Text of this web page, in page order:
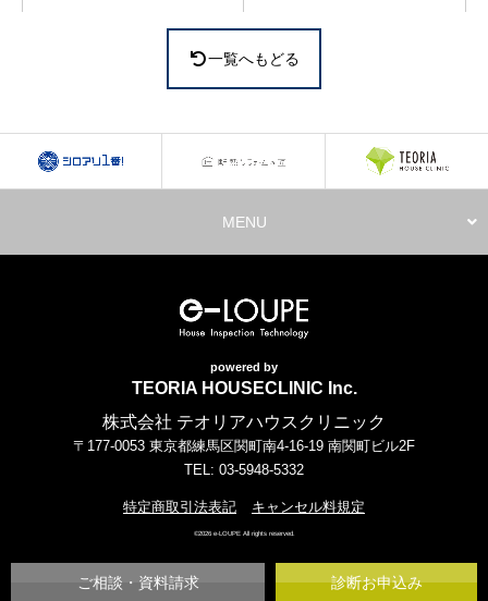
一覧へもどる
MENU
powered by
TEORIA HOUSECLINIC Inc.
株式会社 テオリアハウスクリニック
〒177-0053 東京都練馬区関町南4-16-19 南関町ビル2F
TEL: 03-5948-5332
特定商取引法表記 キャンセル料規定
©2026 e-LOUPE All rights reserved.
ご相談・資料請求 診断お申込み